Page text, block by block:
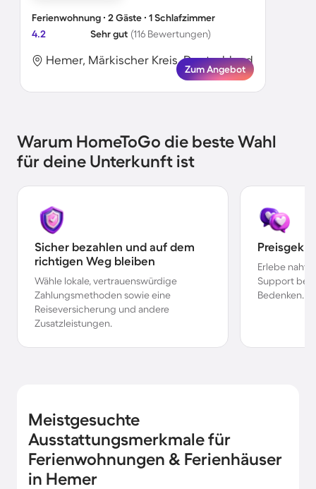
Ferienwohnung ∙ 2 Gäste ∙ 1 Schlafzimmer
4.2
Sehr gut (116 Bewertungen)
Hemer, Märkischer Kreis, Deutschland
Zum Angebot
Warum HomeToGo die beste Wahl
für deine Unterkunft ist
Sicher bezahlen und auf dem
richtigen Weg bleiben
Wähle lokale, vertrauenswürdige
Zahlungsmethoden sowie eine
Reiseversicherung und andere
Zusatzleistungen.
Erlebe
Support bei
Bedenken.
Meistgesuchte
Ausstattungsmerkmale für
Ferienwohnungen & Ferienhäuser
in Hemer